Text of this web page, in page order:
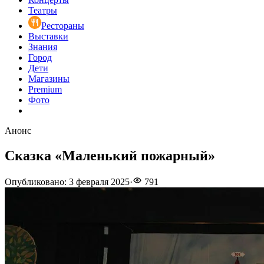
Театры
Рестораны
Выставки
Знания
Город
Дети
Магазины
Premium
Фото
Анонс
Сказка «Маленький пожарный»
Опубликовано: 3 февраля 2025· 791